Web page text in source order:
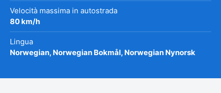
Velocità massima in autostrada
80 km/h
Lingua
Norwegian, Norwegian Bokmål, Norwegian Nynorsk